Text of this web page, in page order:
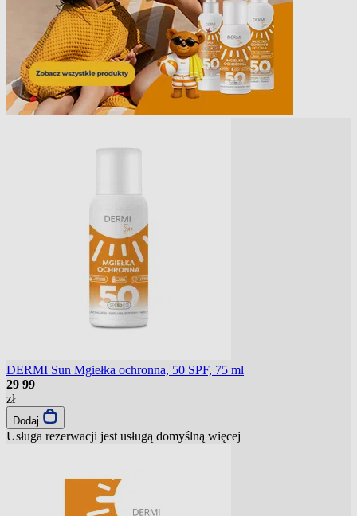
DERMI Sun Mgiełka ochronna, 50 SPF, 75 ml
29 99
zł
Dodaj
Usługa rezerwacji jest usługą domyślną więcej